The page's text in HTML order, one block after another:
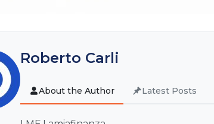
Roberto Carli
About the Author Latest Posts